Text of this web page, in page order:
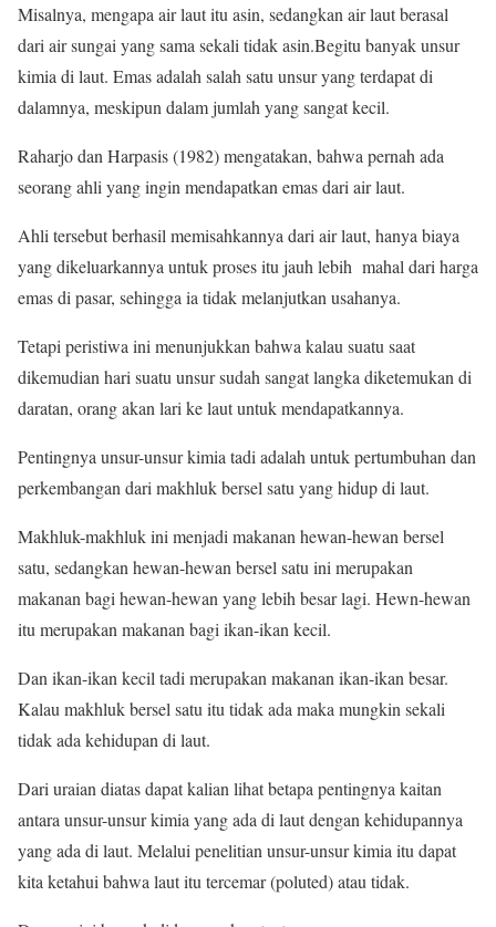
Misalnya, mengapa air laut itu asin, sedangkan air laut berasal
dari air sungai yang sama sekali tidak asin.Begitu banyak unsur
kimia di laut. Emas adalah salah satu unsur yang terdapat di
dalamnya, meskipun dalam jumlah yang sangat kecil.
Raharjo dan Harpasis (1982) mengatakan, bahwa pernah ada
seorang ahli yang ingin mendapatkan emas dari air laut.
Ahli tersebut berhasil memisahkannya dari air laut, hanya biaya
yang dikeluarkannya untuk proses itu jauh lebih mahal dari harga
emas di pasar, sehingga ia tidak melanjutkan usahanya.
Tetapi peristiwa ini menunjukkan bahwa kalau suatu saat
dikemudian hari suatu unsur sudah sangat langka diketemukan di
daratan, orang akan lari ke laut untuk mendapatkannya.
Pentingnya unsur-unsur kimia tadi adalah untuk pertumbuhan dan
perkembangan dari makhluk bersel satu yang hidup di laut.
Makhluk-makhluk ini menjadi makanan hewan-hewan bersel
satu, sedangkan hewan-hewan bersel satu ini merupakan
makanan bagi hewan-hewan yang lebih besar lagi. Hewn-hewan
itu merupakan makanan bagi ikan-ikan kecil.
Dan ikan-ikan kecil tadi merupakan makanan ikan-ikan besar.
Kalau makhluk bersel satu itu tidak ada maka mungkin sekali
tidak ada kehidupan di laut.
Dari uraian diatas dapat kalian lihat betapa pentingnya kaitan
antara unsur-unsur kimia yang ada di laut dengan kehidupannya
yang ada di laut. Melalui penelitian unsur-unsur kimia itu dapat
kita ketahui bahwa laut itu tercemar (poluted) atau tidak.